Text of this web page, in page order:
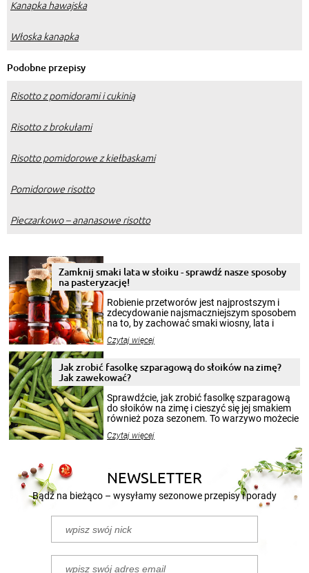
Kanapka hawajska
Włoska kanapka
Podobne przepisy
Risotto z pomidorami i cukinią
Risotto z brokułami
Risotto pomidorowe z kiełbaskami
Pomidorowe risotto
Pieczarkowo – ananasowe risotto
Zamknij smaki lata w słoiku - sprawdź nasze sposoby
na pasteryzację!
Robienie przetworów jest najprostszym i
zdecydowanie najsmaczniejszym sposobem
na to, by zachować smaki wiosny, lata i
krajobrazów, by cieszyć nimi oko w sezonie
pełni poczuć atmosferę cieplejszych
miesięcy. Przygotowanie słoików ze
patenty, które pozwolą zachować świeżość
przetworów.
Czytaj więcej
Jak zrobić fasolkę szparagową do słoików na zimę?
Jak zawekować?
Sprawdźcie, jak zrobić fasolkę szparagową
do słoików na zimę i cieszyć się jej smakiem
również poza sezonem. To warzywo możecie
nasze propozycje!
Czytaj więcej
NEWSLETTER
Bądź na bieżąco – wysyłamy sezonowe przepisy i porady